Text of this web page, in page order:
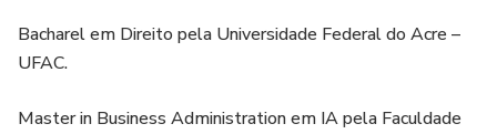
Bacharel em Direito pela Universidade Federal do Acre –
UFAC.
Master in Business Administration em IA pela Faculdade